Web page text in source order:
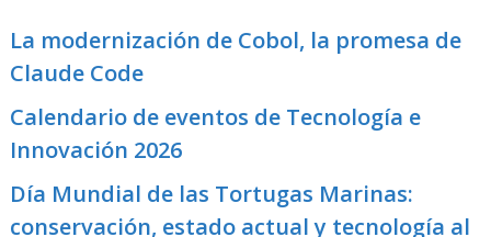
La modernización de Cobol, la promesa de
Claude Code
Calendario de eventos de Tecnología e
Innovación 2026
Día Mundial de las Tortugas Marinas:
conservación, estado actual y tecnología al